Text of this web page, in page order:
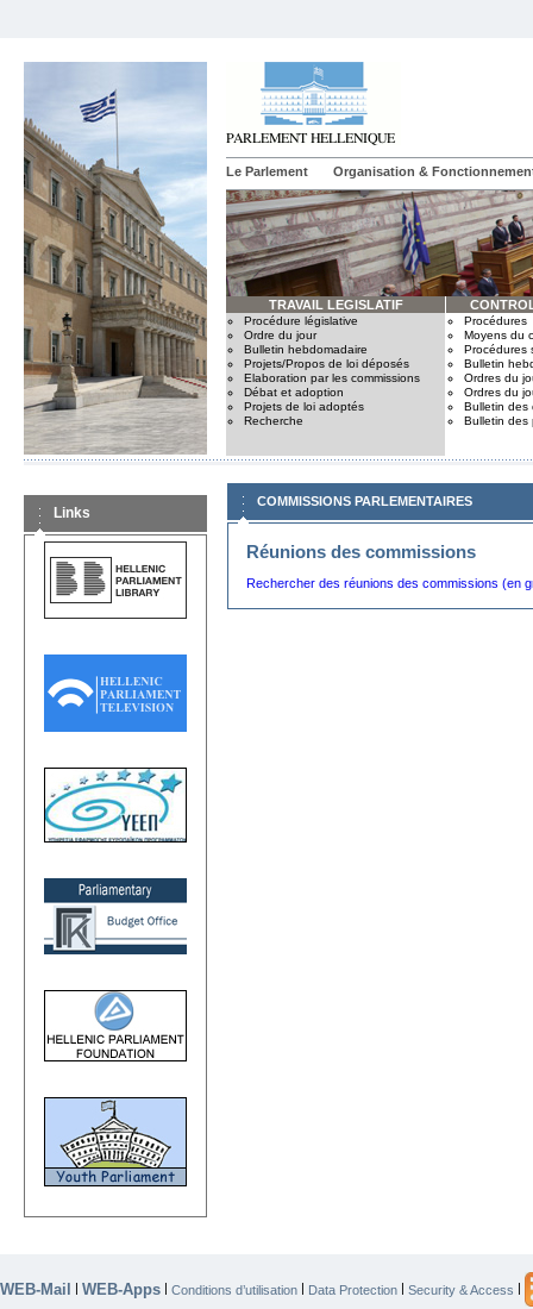
Le Parlement Organisation &
TRAVAIL LEGISLATIF
Procédure législative
Ordre du jour
Bulletin hebdomadaire
Projets/Propos de loi déposés
Elaboration par les commissions
Débat et adoption
Projets de loi adoptés
Recherche
Procédures
Moyens du
Procédures
Bulletin
Ordres du
Ordres du
Bulletin des
Bulletin des
Links
COMMISSIONS PARLEMENTAIRES
Réunions des commissions
Rechercher des réunions des commissions (en
WEB-Mail WEB-Apps Conditions d’utilisation Data Protection Security & Access